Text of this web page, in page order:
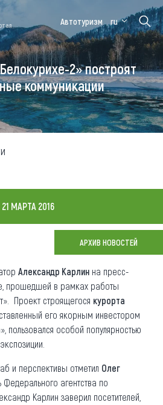
Медицинский
форум
Алтайская
зимовка
Автотуризм ru
2» построят
коммуникации
21 МАРТА 2016
АРХИВ НОВОСТЕЙ
Александр Карлин на пресс-
прошедшей в рамках работы
Проект строящегося курорта
его якорным инвестором
пользовался особой популярностью
и перспективы отметил Олег
Федерального агентства по
Карлин заверил посетителей,